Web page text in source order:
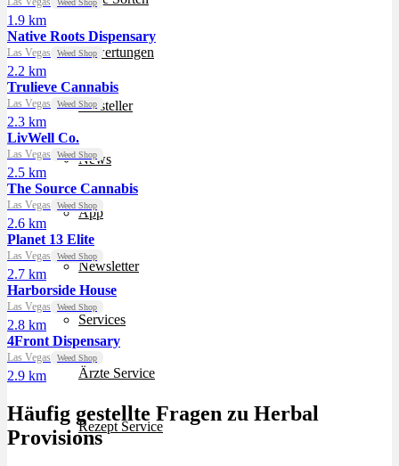
Bewertungen
Hersteller
News
App
Newsletter
Services
Ärzte Service
Rezept Service
Weed Shop
1.9 km
Native Roots Dispensary
Las Vegas Weed Shop
2.2 km
Trulieve Cannabis
Las Vegas Weed Shop
2.3 km
LivWell Co.
Las Vegas Weed Shop
2.5 km
The Source Cannabis
Las Vegas Weed Shop
2.6 km
Planet 13 Elite
Las Vegas Weed Shop
2.7 km
Harborside House
Las Vegas Weed Shop
2.8 km
4Front Dispensary
Las Vegas Weed Shop
2.9 km
Häufig gestellte Fragen zu Herbal
Provisions